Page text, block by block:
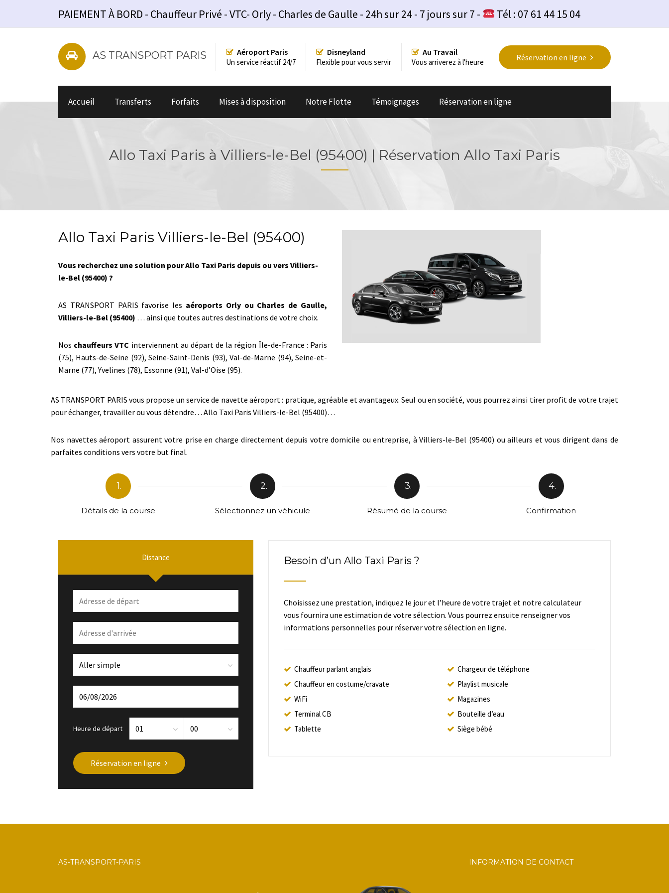
PAIEMENT À BORD - Chauffeur Privé - VTC- Orly - Charles de Gaulle - 24h sur 24 - 7 jours sur 7 - Tél : 07 61 44 15 04
AS TRANSPORT PARIS Réservation en ligne
Aéroport Paris
Un service réactif 24/7
Disneyland
Flexible pour vous servir
Au Travail
Vous arriverez à l'heure
Accueil Transferts Forfaits Mises à disposition Notre Flotte Témoignages Réservation en ligne
Allo Taxi Paris à Villiers-le-Bel (95400) | Réservation Allo Taxi Paris
Allo Taxi Paris Villiers-le-Bel (95400)
Vous recherchez une solution pour Allo Taxi Paris depuis ou vers Villiers-
le-Bel (95400) ?
AS TRANSPORT PARIS favorise les aéroports Orly ou Charles de Gaulle,
Villiers-le-Bel (95400) … ainsi que toutes autres destinations de votre choix.
Nos chauffeurs VTC interviennent au départ de la région Île-de-France : Paris
(75), Hauts-de-Seine (92), Seine-Saint-Denis (93), Val-de-Marne (94), Seine-et-
Marne (77), Yvelines (78), Essonne (91), Val-d’Oise (95).
AS TRANSPORT PARIS vous propose un service de navette aéroport : pratique, agréable et avantageux. Seul ou en société, vous pourrez ainsi tirer profit de votre trajet
pour échanger, travailler ou vous détendre… Allo Taxi Paris Villiers-le-Bel (95400)…
Nos navettes aéroport assurent votre prise en charge directement depuis votre domicile ou entreprise, à Villiers-le-Bel (95400) ou ailleurs et vous dirigent dans de
parfaites conditions vers votre but final.
1.
Détails de la course
2.
Sélectionnez un véhicule
3.
Résumé de la course
4.
Confirmation
Distance
Heure de départ
Réservation en ligne
Besoin d’un Allo Taxi Paris ?
Choisissez une prestation, indiquez le jour et l’heure de votre trajet et notre calculateur
vous fournira une estimation de votre sélection. Vous pourrez ensuite renseigner vos
informations personnelles pour réserver votre sélection en ligne.
Chauffeur parlant anglais
Chauffeur en costume/cravate
WiFi
Terminal CB
Tablette
Chargeur de téléphone
Playlist musicale
Magazines
Bouteille d’eau
Siège bébé
AS-TRANSPORT-PARIS INFORMATION DE CONTACT